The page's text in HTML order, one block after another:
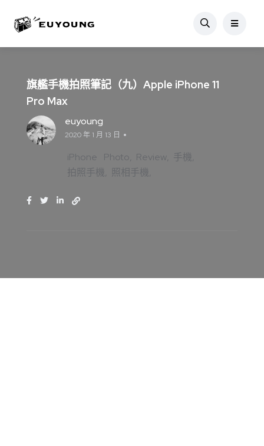
旗艦手機拍照筆記（九）Apple iPhone 11
Pro Max
euyoung
2020 年 1 月 13 日
iPhone Photo Review 手機
拍照手機
照相手機